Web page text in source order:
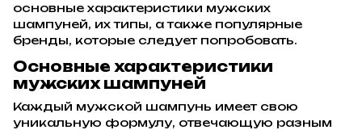
основные характеристики мужских
шампуней, их типы, а также популярные
бренды, которые следует попробовать.
Основные характеристики
мужских шампуней
Каждый мужской шампунь имеет свою
уникальную формулу, отвечающую разным